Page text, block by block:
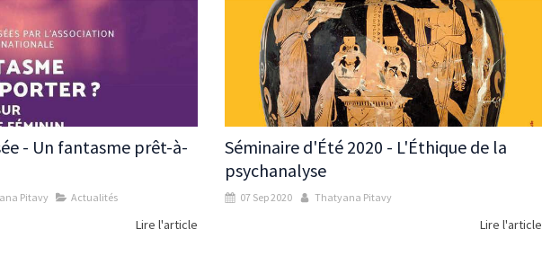
- Un fantasme prêt-à-
Pitavy Actualités
Lire l'article
Séminaire d'Été 2020 - L'Éthique de la
psychanalyse
07 Sep 2020 Thatyana Pitavy
Lire l'article